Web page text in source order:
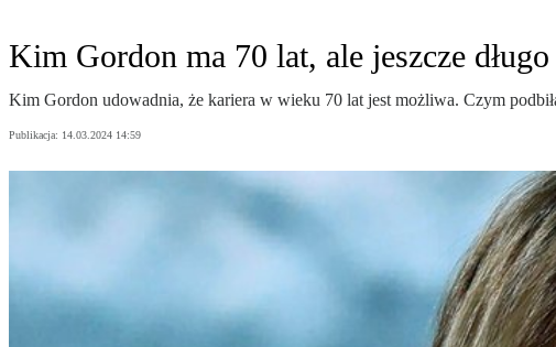
Kim Gordon ma 70 lat, ale jeszcze
Kim Gordon udowadnia, że kariera w wieku 70 lat jest możliwa. Czym
Publikacja: 14.03.2024 14:59